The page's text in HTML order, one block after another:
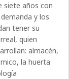
siete años con
y los
tener su
quien
almacén,
la huerta